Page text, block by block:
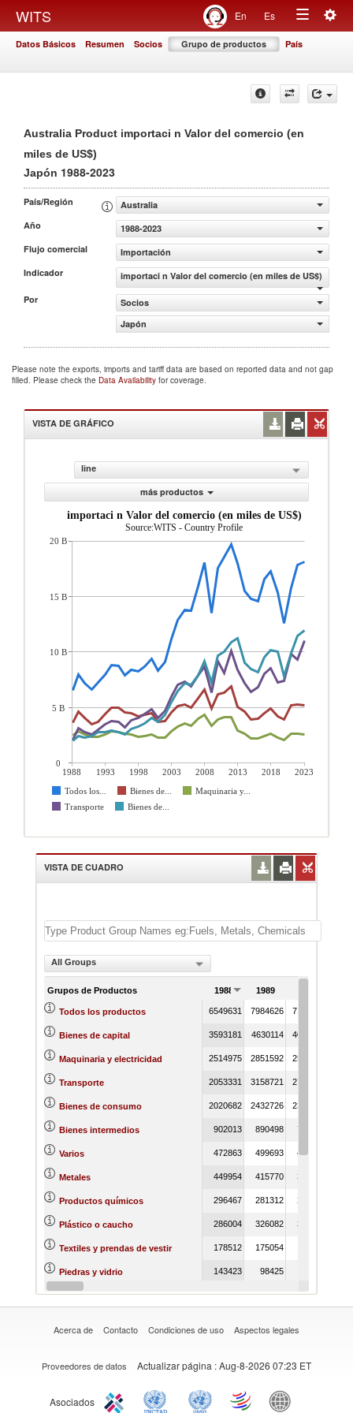
WITS En Es
Toggle
Datos Básicos Resumen Socios Grupo de productos País
Australia Product importaci n Valor del comercio (en
miles de US$)
Japón 1988-2023
País/Región
Australia
Año
1988-2023
Flujo comercial
Importación
Indicador
importaci n Valor del comercio (en miles de US$)
Por
Socios
Japón
Please note the exports, imports and tariff data are based on reported data and not gap
filled. Please check the Data Availability for coverage.
VISTA DE GRÁFICO
line
más productos
importaci n Valor del comercio (en miles de US$)
Source:WITS - Country Profile
1988 1993 1998 2003 2008 2013 2018
2023
Todos los...
Bienes de...
Maquinaria y...
Transporte
Bienes de...
20 B
15 B
10 B
5 B
0
VISTA DE CUADRO
All Groups
Grupos de Productos 1988 1989
Todos los productos 6549631 7984626 7151755
Bienes de capital 3593181 4630114 4021745
Maquinaria y electricidad 2514975 2851592 2585556
Transporte 2053331 3158721 2739417
Bienes de consumo 2020682 2432726 2305515
Bienes intermedios 902013 890498 771097
Varios 472863 499693 475123
Metales 449954 415770 349193
Productos químicos 296467 281312 257053
Plástico o caucho 286004 326082 314590
Textiles y prendas de vestir 178512 175054
Piedras y vidrio 143423 98425
Madera 96035 100425 94432
Acerca de Contacto Condiciones de uso Aspectos legales
Proveedores de datos Actualizar página : Aug-8-2026 07:23 ET
Asociados